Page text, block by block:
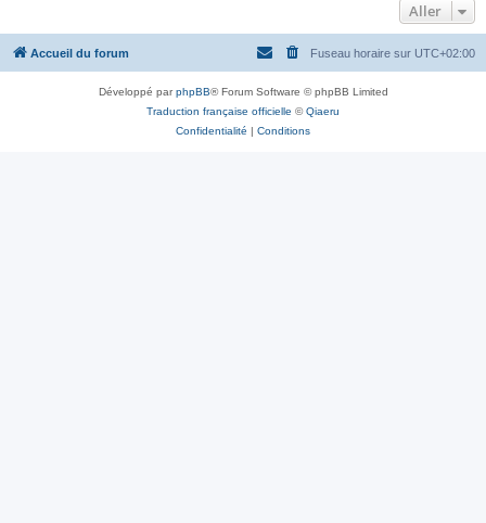
Aller
Accueil du forum Fuseau horaire sur UTC+02:00
Développé parphpBB® Forum Software © phpBB Limited
Traduction française officielle ©Qiaeru
Confidentialité
Conditions